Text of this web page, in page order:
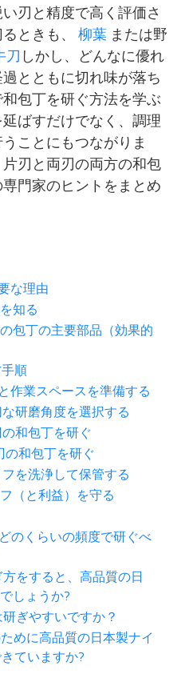
刃と精度で高く評価さ
ときも、 柳葉 または野
刀 しかし、どんなに優れ
とともに切れ味が落ち
包丁を研ぐ方法を学ぶ
ばすだけでなく、調理
ことにもつながりま
刃と両刃の両方の和包
門家のヒントをまとめ
な理由
知る
包丁の主要部品（効果的
順
作業スペースを準備する
研磨角度を選択する
和包丁を研ぐ
和包丁を研ぐ
を洗浄して保管する
（と利益）を守る
のくらいの頻度で研ぐべ
をすると、高品質の日
しょうか?
ぎやすいですか？
めに高品質の日本製ナイ
ていますか?